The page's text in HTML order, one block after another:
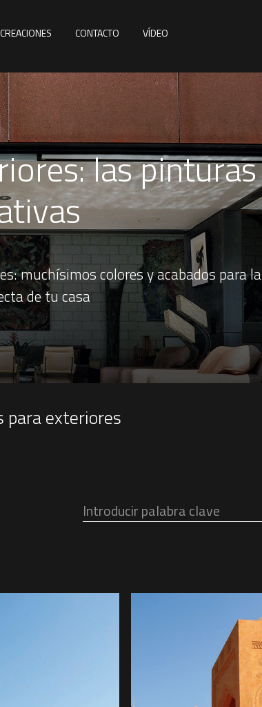
CREACIONES CONTACTO VÍDEO
las pinturas
muchísimos colores y acabados para la
de tu casa
para exteriores